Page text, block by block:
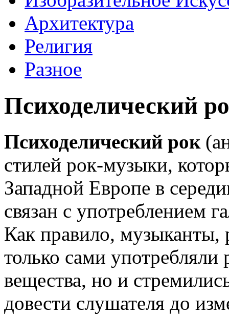
Архитектура
Религия
Разное
Психоделический
Психоделический рок
стилей рок-музыки,
Западной Европе в
связан с употреблением
Как правило,
только сами
вещества, но и
довести слушателя до